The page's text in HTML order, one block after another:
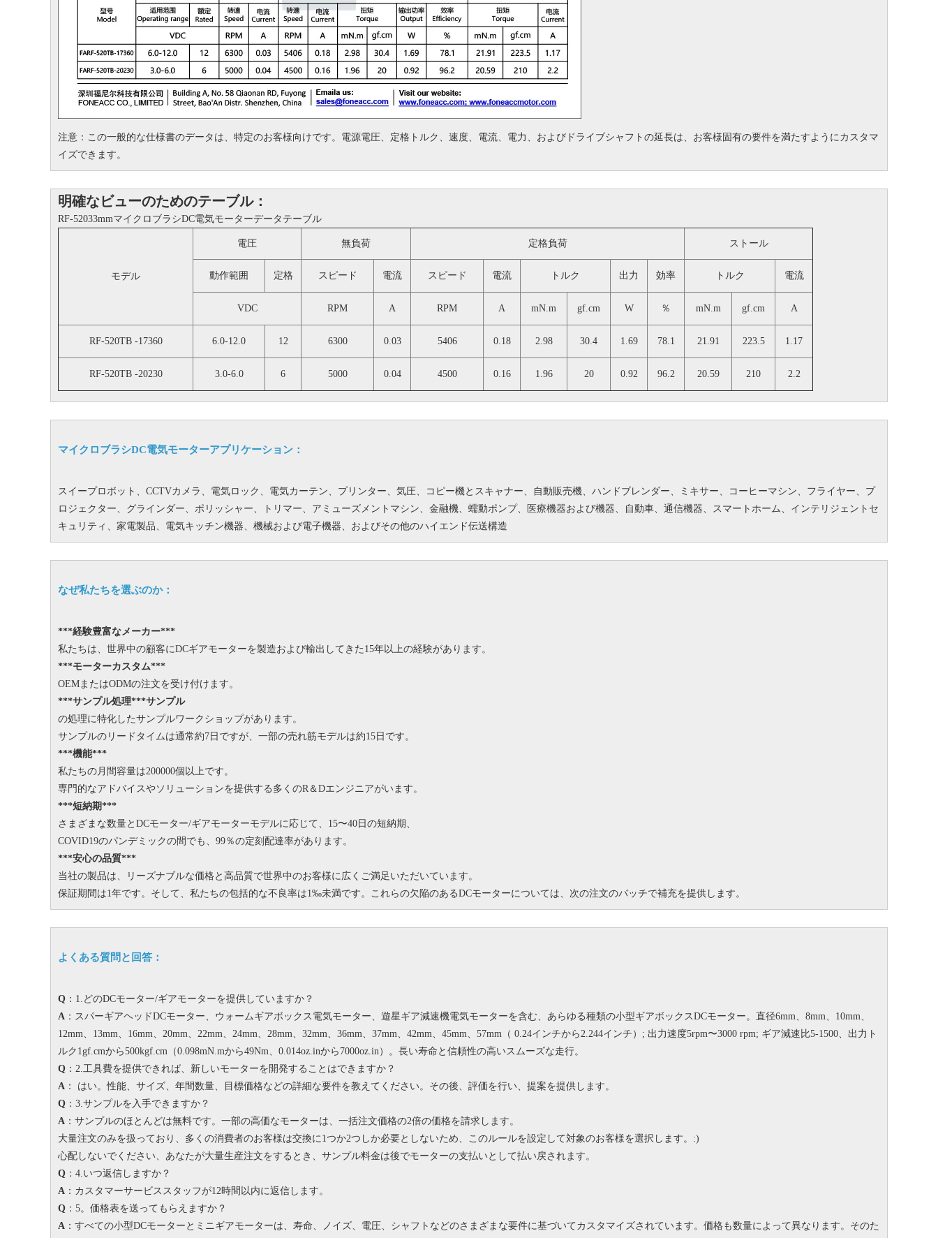
注意：この一般的な仕様書のデータは、特定のお客様向けです。 電源電圧、定格トルク、速度、電流、電力、およびドライブシャフトの延長は、お客様固有の要件を満たすようにカスタマ
イズできます。
明確なビューのためのテーブル：
RF-52033mmマイクロブラシDC電気モーターデータテーブル
モデル
電圧 無負荷 定格負荷 ストール
動作範囲 定格 スピード 電流 スピード 電流 トルク 出力 効率 トルク 電流
VDC RPM A RPM A mN.m gf.cm W ％ mN.m gf.cm A
RF-520TB -17360 6.0-12.0 12 6300 0.03 5406 0.18 2.98 30.4 1.69 78.1 21.91 223.5 1.17
RF-520TB -20230 3.0-6.0 6 5000 0.04 4500 0.16 1.96 20 0.92 96.2 20.59 210 2.2
マイクロブラシDC電気モーターアプリケーション：
スイープロボット、CCTVカメラ、電気ロック、電気カーテン、プリンター、気圧、コピー機とスキャナー、自動販売機、ハンドブレンダー、ミキサー、コーヒーマシン、フライヤー、プ
ロジェクター、グラインダー、ポリッシャー、トリマー、アミューズメントマシン、金融機、蠕動ポンプ、医療機器および機器、自動車、通信機器、スマートホーム、インテリジェントセ
キュリティ、家電製品、電気キッチン機器、機械および電子機器、およびその他のハイエンド伝送構造
なぜ私たちを選ぶのか：
***経験豊富なメーカー***
私たちは、世界中の顧客にDCギアモーターを製造および輸出してきた15年以上の経験があります。
***モーターカスタム***
OEMまたはODMの注文を受け付けます。
***サンプル処理***サンプル
の処理に特化したサンプルワークショップがあります。
サンプルのリードタイムは通常約7日ですが、一部の売れ筋モデルは約15日です。
***機能***
私たちの月間容量は200000個以上です。
専門的なアドバイスやソリューションを提供する多くのR＆Dエンジニアがいます。
***短納期***
さまざまな数量とDCモーター/ギアモーターモデルに応じて、15〜40日の短納期、
COVID19のパンデミックの間でも、99％の定刻配達率があります。
***安心の品質***
当社の製品は、リーズナブルな価格と高品質で世界中のお客様に広くご満足いただいています。
保証期間は1年です。 そして、私たちの包括的な不良率は1‰未満です。 これらの欠陥のあるDCモーターについては、次の注文のバッチで補充を提供します。
よくある質問と回答：
Q ：1.どのDCモーター/ギアモーターを提供していますか？
A ：スパーギアヘッドDCモーター、ウォームギアボックス電気モーター、遊星ギア減速機電気モーターを含む、あらゆる種類の小型ギアボックスDCモーター。 直径6mm、8mm、10mm、
12mm、13mm、16mm、20mm、22mm、24mm、28mm、32mm、36mm、37mm、42mm、45mm、57mm（ 0.24インチから2.244インチ）; 出力速度5rpm〜3000 rpm; ギア減速比5-1500、出力ト
ルク1gf.cmから500kgf.cm（0.098mN.mから49Nm、0.014oz.inから7000oz.in）。 長い寿命と信頼性の高いスムーズな走行。
Q ：2.工具費を提供できれば、新しいモーターを開発することはできますか？
A ： はい。性能、サイズ、年間数量、目標価格などの詳細な要件を教えてください。その後、評価を行い、提案を提供します。
Q ：3.サンプルを入手できますか？
A ：サンプルのほとんどは無料です。一部の高価なモーターは、一括注文価格の2倍の価格を請求します。
大量注文のみを扱っており、多くの消費者のお客様は交換に1つか2つしか必要としないため、このルールを設定して対象のお客様を選択します。 :)
心配しないでください、あなたが大量生産注文をするとき、サンプル料金は後でモーターの支払いとして払い戻されます。
Q ：4.いつ返信しますか？
A ：カスタマーサービススタッフが12時間以内に返信します。
Q ：5。価格表を送ってもらえますか？
A ：すべての小型DCモーターとミニギアモーターは、寿命、ノイズ、電圧、シャフトなどのさまざまな要件に基づいてカスタマイズされています。価格も数量によって異なります。 そのた